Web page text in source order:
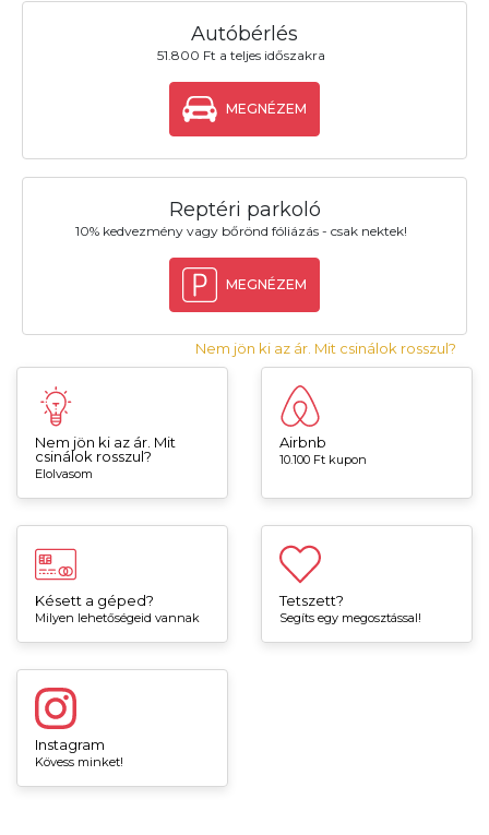
Autóbérlés
51.800 Ft a teljes időszakra
MEGNÉZEM
Reptéri parkoló
10% kedvezmény vagy bőrönd fóliázás - csak nektek!
MEGNÉZEM
Nem jön ki az ár. Mit csinálok rosszul?
Nem jön ki az ár. Mit
csinálok rosszul?
Elolvasom
Airbnb
10.100 Ft kupon
Késett a géped?
Milyen lehetőségeid vannak
Tetszett?
Segíts egy megosztással!
Instagram
Kövess minket!